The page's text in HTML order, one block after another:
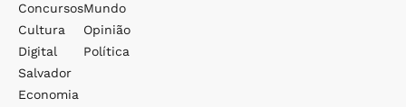
Concursos
Cultura
Digital
Salvador
Economia
Mundo
Opinião
Política